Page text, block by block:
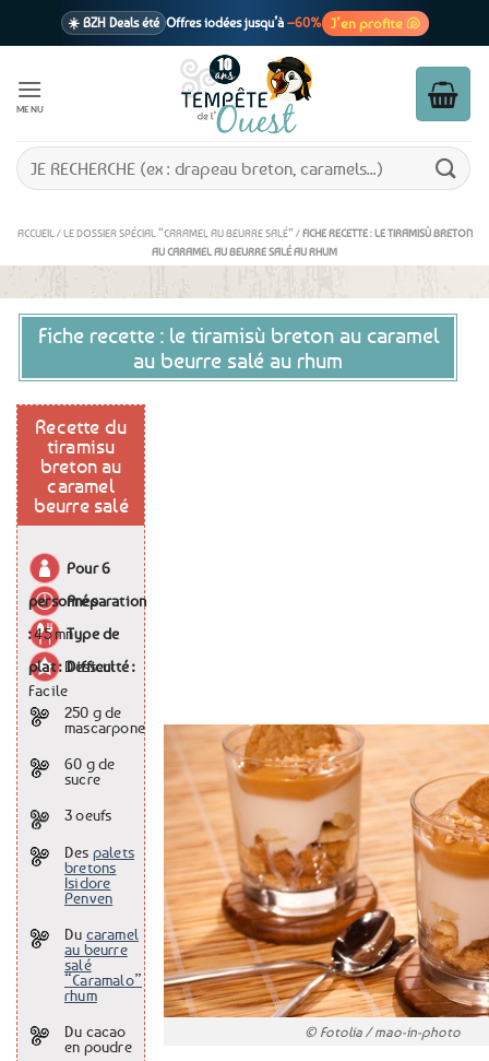
☀️ BZH Deals été Offres iodées jusqu’à –60% J’en profite 🐚
1 cadeau offertdès 39€ d’achats
En point relais dès 3,95€ seulement
MENU
Recherche
pour :
ACCUEIL /LE DOSSIER SPÉCIAL “CARAMEL AU BEURRE SALÉ”/FICHE RECETTE : LE TIRAMISÙ BRETON
AU CARAMEL AU BEURRE SALÉ AU RHUM
Fiche recette : le tiramisù breton au caramel
au beurre salé au rhum
Recette du
tiramisu
breton au
caramel
beurre salé
Pour6
personnesPréparation
:45 mnType de
plat :Dessert
Difficulté :
Facile
250 gde
mascarpone
60 gde
sucre
3 oeufs
Des palets
bretons
Isidore
Penven
Du caramel
au beurre
salé
“Caramalo”
rhum
Du cacao
en poudre
© Fotolia / mao-in-photo